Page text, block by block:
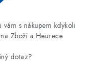
vám s nákupem kdykoli
Zboží a Heurece
dotaz?